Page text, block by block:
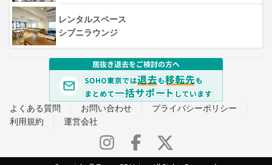
レンタルスペース
シブニラウンジ
よくある質問 お問い合わせ
プライバシーポリシー
利用規約
運営会社